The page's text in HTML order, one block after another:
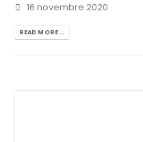
16 novembre 2020
READ MORE...